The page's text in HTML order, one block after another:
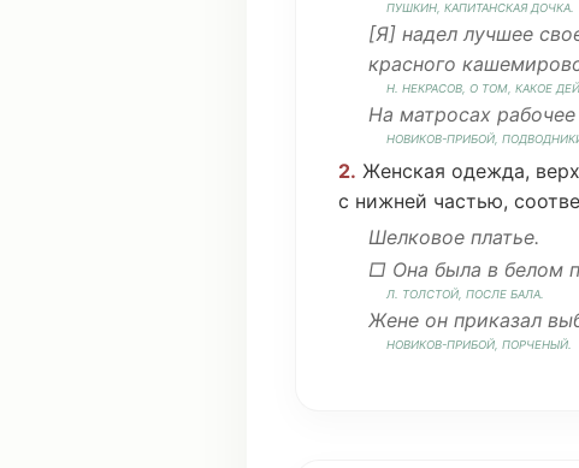
ПУШКИН, КАПИТАНСКАЯ ДОЧКА
[Я] надел лучшее
красного
Н. НЕКРАСОВ, О ТОМ КАКОЕ
На матросах рабочее
НОВИКОВ-ПРИБОЙ
2. Женская одежда,
с нижней частью,
Шелковое платье.
□ Она была в белом
Л. ТОЛСТОЙ , ПОСЛЕ БАЛА
Жене он приказал
НОВИКОВ-ПРИБОЙ ПОРЧЕНЫЙ